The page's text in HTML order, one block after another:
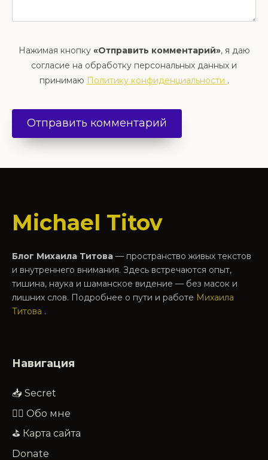
Нажимая кнопку «Отправить комментарий», я даю
согласие на обработку персональных данных и
принимаю Политику конфиденциальности .
Michael Titov
Блог Михаила Титова — пространство живых текстов
и внутреннего внимания. Здесь встречаются опыт,
тишина, наука и шаманское видение — без масок и
лишних слов. Подробнее о пути и работе Михаила
Титова .
Навигация
📥 Secret
🧔‍♂️ Обо мне
⛳ Карта сайта
Donate